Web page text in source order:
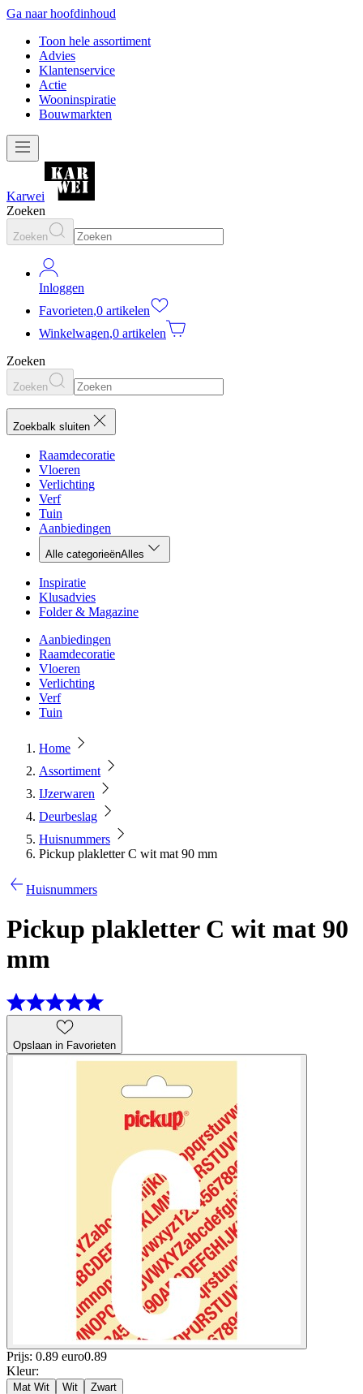
Ga naar hoofdinhoud
Toon hele assortiment
Advies
Klantenservice
Actie
Wooninspiratie
Bouwmarkten
Karwei
Zoeken
Zoeken
Inloggen
Favorieten,0 artikelen
Winkelwagen,0 artikelen
Zoeken
Zoeken
Zoekbalk sluiten
Raamdecoratie
Vloeren
Verlichting
Verf
Tuin
Aanbiedingen
Alle categorieënAlles
Inspiratie
Klusadvies
Folder & Magazine
Aanbiedingen
Raamdecoratie
Vloeren
Verlichting
Verf
Tuin
Home
Assortiment
IJzerwaren
Deurbeslag
Huisnummers
Pickup plakletter C wit mat 90 mm
Huisnummers
Pickup plakletter C wit mat 90
mm
Opslaan in Favorieten
Prijs: 0.89 euro0.89
Kleur:
Mat Wit Wit Zwart